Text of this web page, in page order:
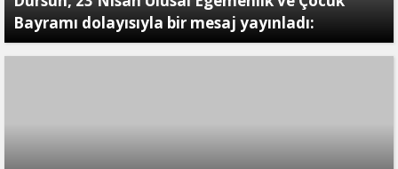
Bayramı dolayısıyla bir mesaj yayınladı: